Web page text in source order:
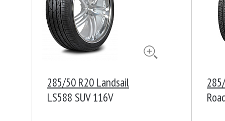
285/50 R20 Landsail
LS588 SUV 116V